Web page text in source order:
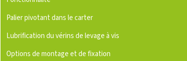
Palier pivotant dans le carter
Lubrification du vérins de levage à vis
Options de montage et de fixation